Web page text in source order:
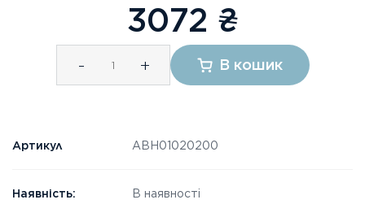
3072 ₴
- + В кошик
Артикул ABH01020200
Наявність: В наявності